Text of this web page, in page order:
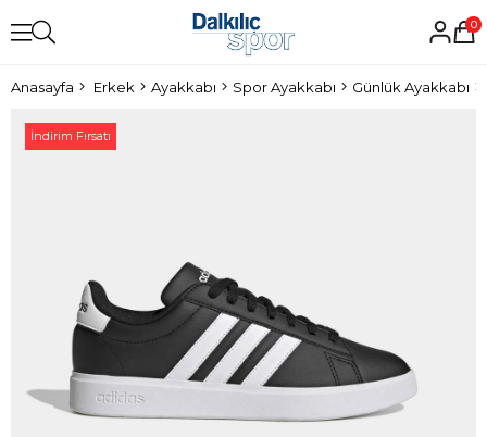
0
Anasayfa Erkek Ayakkabı Spor Ayakkabı Günlük Ayakkabı
İndirim Fırsatı